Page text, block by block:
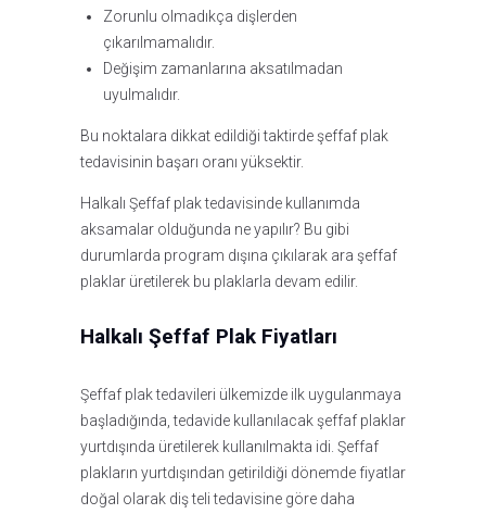
Zorunlu olmadıkça dişlerden
çıkarılmamalıdır.
Değişim zamanlarına aksatılmadan
uyulmalıdır.
Bu noktalara dikkat edildiği taktirde şeffaf plak
tedavisinin başarı oranı yüksektir.
Halkalı Şeffaf plak tedavisinde kullanımda
aksamalar olduğunda ne yapılır? Bu gibi
durumlarda program dışına çıkılarak ara şeffaf
plaklar üretilerek bu plaklarla devam edilir.
Halkalı Şeffaf Plak Fiyatları
Şeffaf plak tedavileri ülkemizde ilk uygulanmaya
başladığında, tedavide kullanılacak şeffaf plaklar
yurtdışında üretilerek kullanılmakta idi. Şeffaf
plakların yurtdışından getirildiği dönemde fiyatlar
doğal olarak diş teli tedavisine göre daha